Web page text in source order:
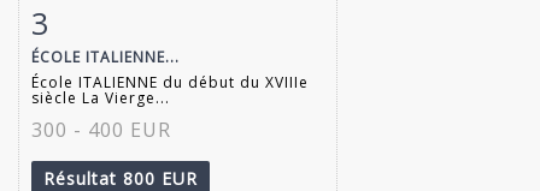
Fiche détaillée
3
ÉCOLE ITALIENNE...
École ITALIENNE du début du XVIIIe
siècle La Vierge...
300 - 400 EUR
Résultat 800 EUR